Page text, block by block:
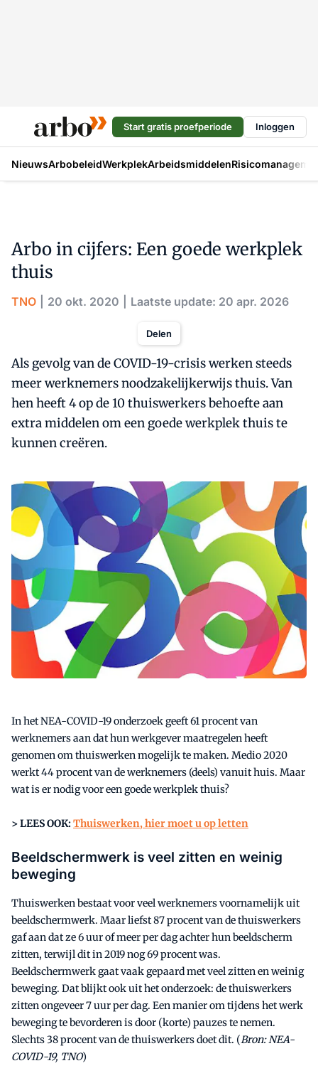
Start gratis proefperiode Inloggen
NieuwsArbobeleidWerkplekArbeidsmiddelen
Arbo in cijfers: Een goede werkplek
thuis
TNO 20 okt. 2020 Laatste update: 20 apr. 2026
Delen
Als gevolg van de COVID-19-crisis werken steeds
meer werknemers noodzakelijkerwijs thuis. Van
hen heeft 4 op de 10 thuiswerkers behoefte aan
extra middelen om een goede werkplek thuis te
kunnen creëren.
In het NEA-COVID-19 onderzoek geeft 61 procent van
werknemers aan dat hun werkgever maatregelen heeft
genomen om thuiswerken mogelijk te maken. Medio 2020
werkt 44 procent van de werknemers (deels) vanuit huis. Maar
wat is er nodig voor een goede werkplek thuis?
> LEES OOK:Thuiswerken, hier moet u op letten
Beeldschermwerk is veel zitten en weinig
beweging
Thuiswerken bestaat voor veel werknemers voornamelijk uit
beeldschermwerk. Maar liefst 87 procent van de thuiswerkers
gaf aan dat ze 6 uur of meer per dag achter hun beeldscherm
zitten, terwijl dit in 2019 nog 69 procent was.
Beeldschermwerk gaat vaak gepaard met veel zitten en weinig
beweging. Dat blijkt ook uit het onderzoek: de thuiswerkers
zitten ongeveer 7 uur per dag. Een manier om tijdens het werk
beweging te bevorderen is door (korte) pauzes te nemen.
Slechts 38 procent van de thuiswerkers doet dit. (Bron: NEA-
COVID-19, TNO)